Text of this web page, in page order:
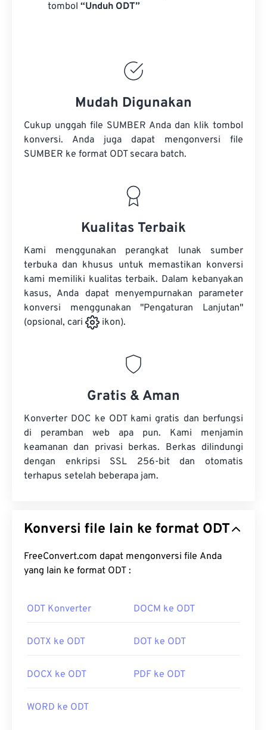
tombol “Unduh ODT”
Mudah Digunakan
Cukup unggah file SUMBER Anda dan klik tombol
konversi. Anda juga dapat mengonversi file
SUMBER ke format ODT secara batch.
Kualitas Terbaik
Kami menggunakan perangkat lunak sumber
terbuka dan khusus untuk memastikan konversi
kami memiliki kualitas terbaik. Dalam kebanyakan
kasus, Anda dapat menyempurnakan parameter
konversi menggunakan "Pengaturan Lanjutan"
(opsional, cari
ikon).
Gratis & Aman
Konverter DOC ke ODT kami gratis dan berfungsi
di peramban web apa pun. Kami menjamin
keamanan dan privasi berkas. Berkas dilindungi
dengan enkripsi SSL 256-bit dan otomatis
terhapus setelah beberapa jam.
Konversi file lain ke format ODT
FreeConvert.com dapat mengonversi file Anda
yang lain ke format ODT :
ODT Konverter DOCM ke ODT
DOTX ke ODT DOT ke ODT
DOCX ke ODT PDF ke ODT
WORD ke ODT